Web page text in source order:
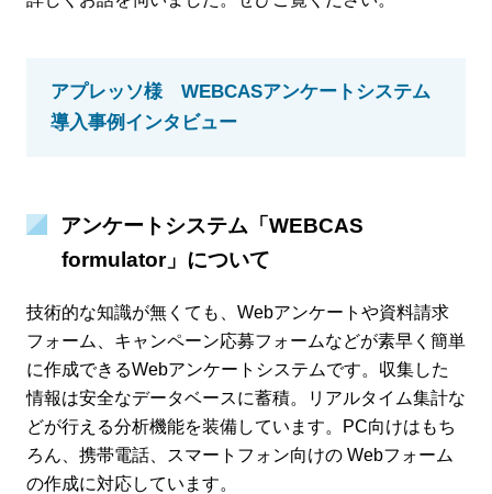
アプレッソ様 WEBCASアンケートシステム
導入事例インタビュー
アンケートシステム「WEBCAS
formulator」について
技術的な知識が無くても、Webアンケートや資料請求
フォーム、キャンペーン応募フォームなどが素早く簡単
に作成できるWebアンケートシステムです。収集した
情報は安全なデータベースに蓄積。リアルタイム集計な
どが行える分析機能を装備しています。PC向けはもち
ろん、携帯電話、スマートフォン向けの Webフォーム
の作成に対応しています。